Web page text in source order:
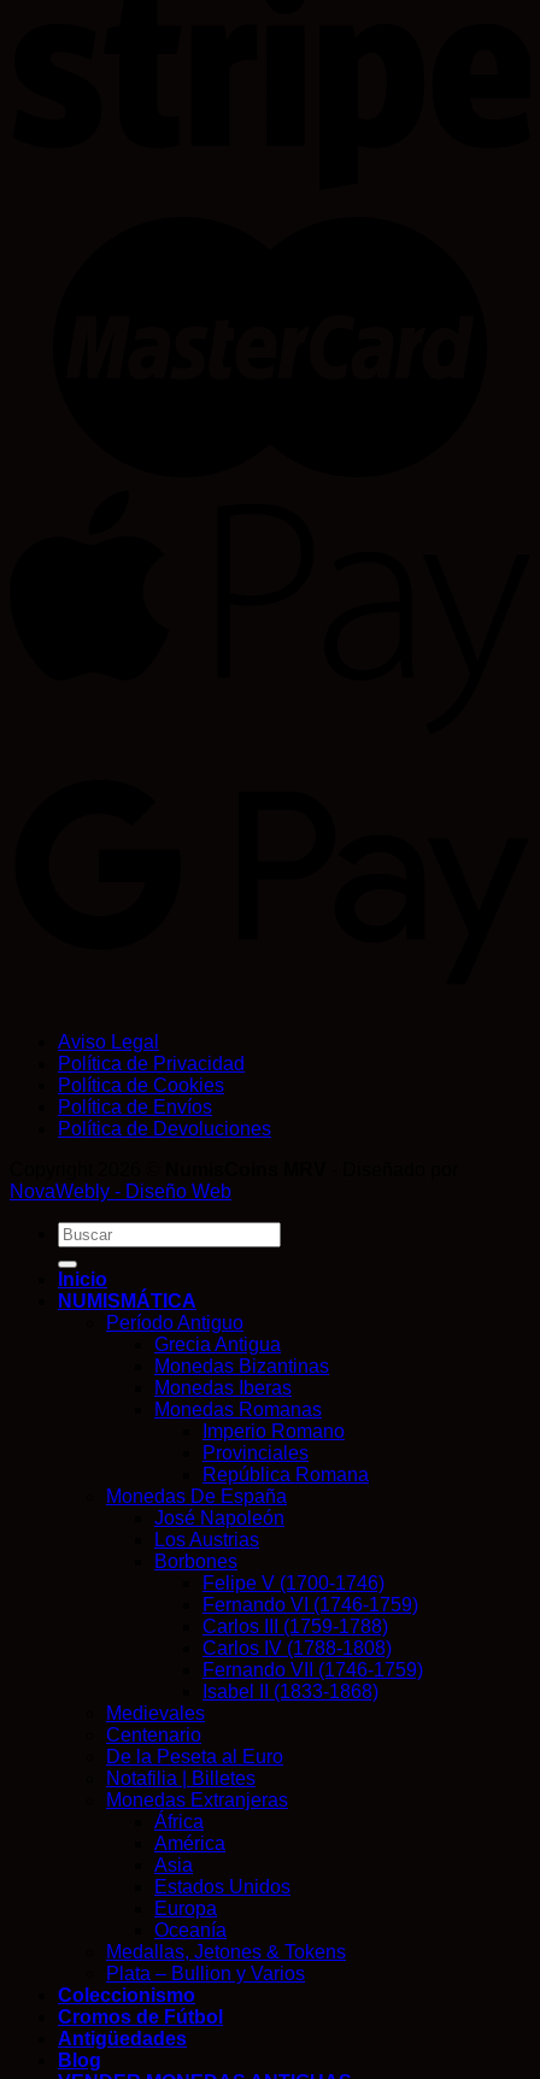
Aviso Legal
Política de Privacidad
Política de Cookies
Política de Envíos
Política de Devoluciones
NovaWebly - Diseño Web
Buscar
por:
Inicio
NUMISMÁTICA
Período Antiguo
Grecia Antigua
Monedas Bizantinas
Monedas Iberas
Monedas Romanas
Imperio Romano
Provinciales
República Romana
Monedas De España
José Napoleón
Los Austrias
Borbones
Felipe V (1700-1746)
Fernando VI (1746-1759)
Carlos III (1759-1788)
Carlos IV (1788-1808)
Fernando VII (1746-1759)
Isabel II (1833-1868)
Medievales
Centenario
De la Peseta al Euro
Notafilia | Billetes
Monedas Extranjeras
África
América
Asia
Estados Unidos
Europa
Oceanía
Medallas, Jetones & Tokens
Plata – Bullion y Varios
Coleccionismo
Cromos de Fútbol
Antigüedades
Blog